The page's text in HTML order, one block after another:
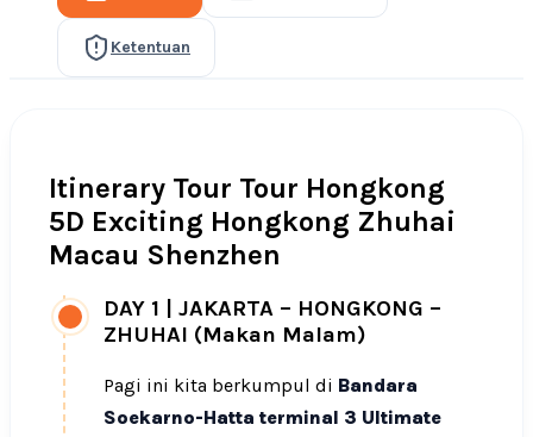
Ketentuan
Itinerary Tour Tour Hongkong
5D Exciting Hongkong Zhuhai
Macau Shenzhen
DAY 1 | JAKARTA – HONGKONG –
ZHUHAI (Makan Malam)
Pagi ini kita berkumpul di Bandara
Soekarno-Hatta terminal 3 Ultimate